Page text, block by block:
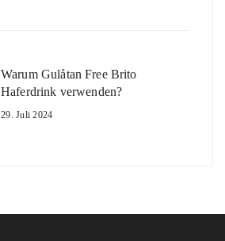
Warum Gulåtan Free Brito
Haferdrink verwenden?
29. Juli 2024